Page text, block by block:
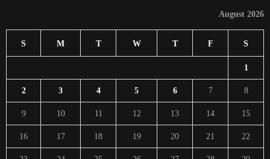
August 2026
S M T W T F S
1
2 3 4 5 6 7 8
9 10 11 12 13 14 15
16 17 18 19 20 21 22